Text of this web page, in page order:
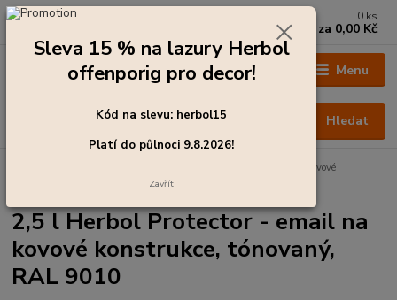
Menu
Hledat
+420 273 136 255
0 ks
za 0,00 Kč
2,5 l Herbol Protector - email na kovové
konstrukce, tónovaný, RAL 9010
2,5 l Herbol Protector - email na
kovové konstrukce, tónovaný,
RAL 9010
Sleva 15 % na lazury Herbol
offenporig pro decor!
Kód na slevu: herbol15
Platí do půlnoci 9.8.2026!
Zavřít